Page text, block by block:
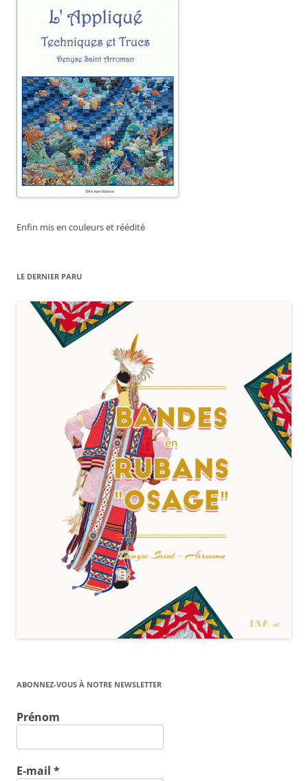
Enfin mis en couleurs et réédité
LE DERNIER PARU
ABONNEZ-VOUS À NOTRE NEWSLETTER
Prénom
E-mail *